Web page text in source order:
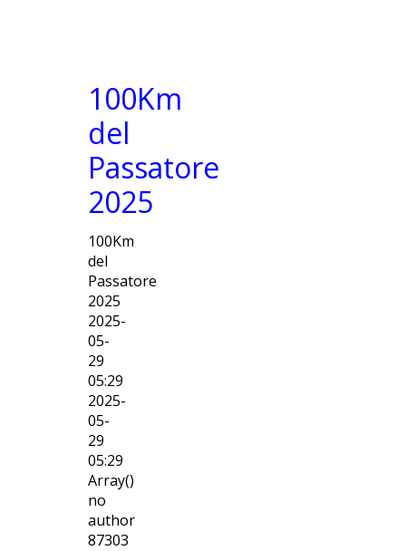
100Km
del
Passatore
2025
100Km
del
Passatore
2025
2025-
05-
29
05:29
2025-
05-
29
05:29
Array()
no
author
87303